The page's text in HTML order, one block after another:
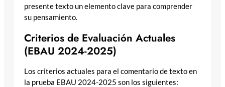
presente texto un elemento clave para comprender
su pensamiento.
Criterios de Evaluación Actuales
(EBAU 2024-2025)
Los criterios actuales para el comentario de texto en
la prueba EBAU 2024-2025 son los siguientes: